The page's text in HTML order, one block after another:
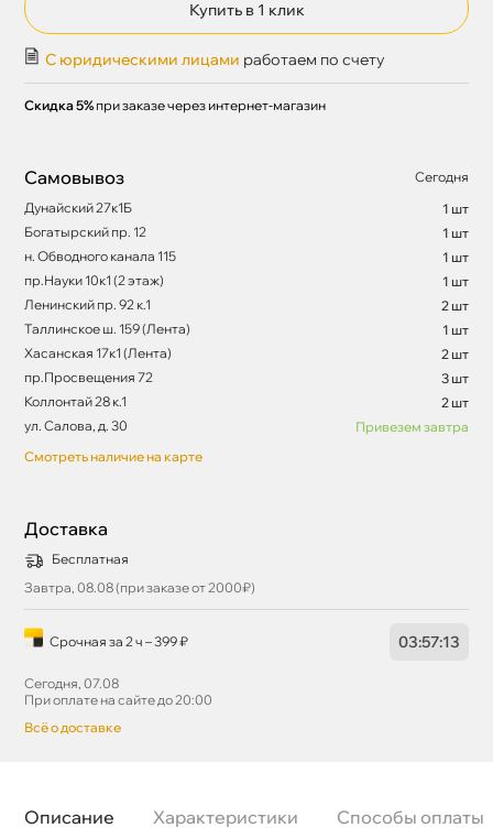
Купить в 1 клик
С юридическими лицами работаем по счету
Скидка 5% при заказе через интернет-магазин
Самовывоз
Сегодня
Дунайский 27к1Б
1 шт
Богатырский пр. 12
1 шт
н. Обводного канала 115
1 шт
пр.Науки 10к1 (2 этаж)
1 шт
Ленинский пр. 92 к.1
2 шт
Таллинское ш. 159 (Лента)
1 шт
Хасанская 17к1 (Лента)
2 шт
пр.Просвещения 72
3 шт
Коллонтай 28 к.1
2 шт
ул. Салова, д. 30
Привезем завтра
Смотреть наличие на карте
Доставка
Бесплатная
Завтра, 08.08 (при заказе от 2000₽)
Срочная за 2 ч – 399 ₽ 03:57:13
Сегодня, 07.08
При оплате на сайте до 20:00
сё о доставке
Описание Характеристики Способы оплаты